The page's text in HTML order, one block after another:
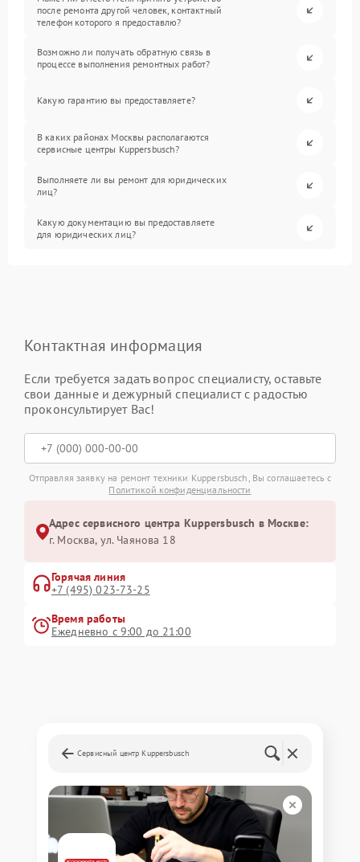
после ремонта другой человек, контактный
телефон которого я предоставлю?
Возможно ли получать обратную связь в
процессе выполнения ремонтных работ?
Какую гарантию вы предоставляете?
В каких районах Москвы располагаются
сервисные центры Kuppersbusch?
Выполняете ли вы ремонт для юридических
лиц?
Какую документацию вы предоставляете
для юридических лиц?
Контактная информация
Если требуется задать вопрос специалисту, оставьте
свои данные и дежурный специалист с радостью
проконсультирует Вас!
Отправляя заявку на ремонт техники Kuppersbusch, Вы соглашаетесь с
Политикой конфиденциальности
Адрес сервисного центра Kuppersbusch в Москве:
г. Москва, ул. Чаянова 18
Горячая линия
+7 (495) 023-73-25
Время работы
Ежедневно с 9:00 до 21:00
Сервисный центр Kuppersbusch